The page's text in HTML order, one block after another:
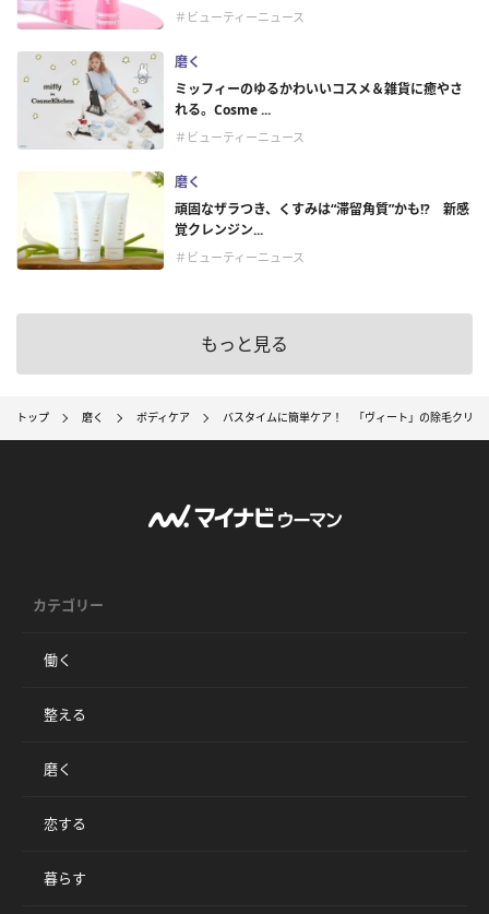
＃ビューティーニュース
磨く
ミッフィーのゆるかわいいコスメ＆雑貨に癒やさ
れる。Cosme ...
＃ビューティーニュース
磨く
頑固なザラつき、くすみは“滞留角質”かも!? 新感
覚クレンジン...
＃ビューティーニュース
もっと見る
トップ 磨く ボディケア バスタイムに簡単ケア！ 「ヴィート」の除毛クリー
カテゴリー
働く
整える
磨く
恋する
暮らす